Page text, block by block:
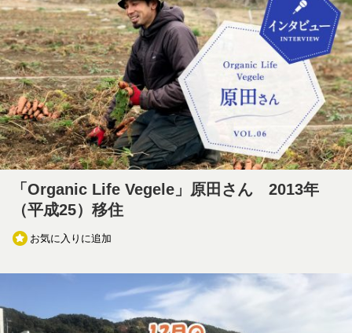
「Organic Life Vegele」原田さん 2013年
（平成25）移住
お気に入りに追加